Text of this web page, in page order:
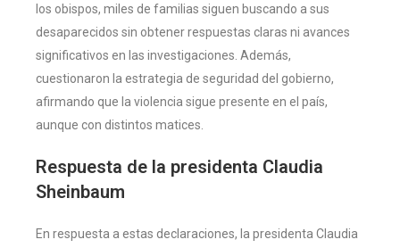
los obispos, miles de familias siguen buscando a sus
desaparecidos sin obtener respuestas claras ni avances
significativos en las investigaciones. Además,
cuestionaron la estrategia de seguridad del gobierno,
afirmando que la violencia sigue presente en el país,
aunque con distintos matices.
Respuesta de la presidenta Claudia
Sheinbaum
En respuesta a estas declaraciones, la presidenta Claudia